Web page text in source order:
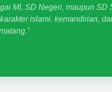
MI, SD Negeri, maupun SD
islami, kemandirian,